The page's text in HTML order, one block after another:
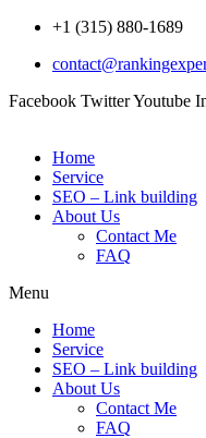
Skip
content
+1 (315) 880-1689
Facebook TwitterYoutube
Home
Service
SEO – Link building
About Us
Contact Me
FAQ
Menu
Home
Service
SEO – Link building
About Us
Contact Me
FAQ